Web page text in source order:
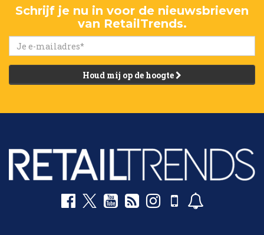
Schrijf je nu in voor de nieuwsbrieven
van RetailTrends.
Houd mij op de hoogte